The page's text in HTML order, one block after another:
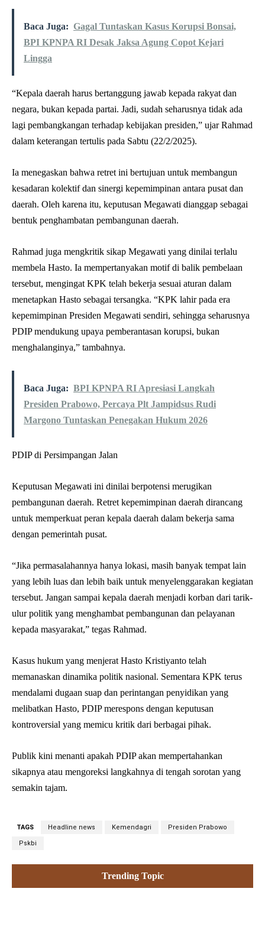
Baca Juga: Gagal Tuntaskan Kasus Korupsi Bonsai,
BPI KPNPA RI Desak Jaksa Agung Copot Kejari
Lingga
“Kepala daerah harus bertanggung jawab kepada rakyat dan
negara, bukan kepada partai. Jadi, sudah seharusnya tidak ada
lagi pembangkangan terhadap kebijakan presiden,” ujar Rahmad
dalam keterangan tertulis pada Sabtu (22/2/2025).
Ia menegaskan bahwa retret ini bertujuan untuk membangun
kesadaran kolektif dan sinergi kepemimpinan antara pusat dan
daerah. Oleh karena itu, keputusan Megawati dianggap sebagai
bentuk penghambatan pembangunan daerah.
Rahmad juga mengkritik sikap Megawati yang dinilai terlalu
membela Hasto. Ia mempertanyakan motif di balik pembelaan
tersebut, mengingat KPK telah bekerja sesuai aturan dalam
menetapkan Hasto sebagai tersangka. “KPK lahir pada era
kepemimpinan Presiden Megawati sendiri, sehingga seharusnya
PDIP mendukung upaya pemberantasan korupsi, bukan
menghalanginya,” tambahnya.
Baca Juga: BPI KPNPA RI Apresiasi Langkah
Presiden Prabowo, Percaya Plt Jampidsus Rudi
Margono Tuntaskan Penegakan Hukum 2026
PDIP di Persimpangan Jalan
Keputusan Megawati ini dinilai berpotensi merugikan
pembangunan daerah. Retret kepemimpinan daerah dirancang
untuk memperkuat peran kepala daerah dalam bekerja sama
dengan pemerintah pusat.
“Jika permasalahannya hanya lokasi, masih banyak tempat lain
yang lebih luas dan lebih baik untuk menyelenggarakan kegiatan
tersebut. Jangan sampai kepala daerah menjadi korban dari tarik-
ulur politik yang menghambat pembangunan dan pelayanan
kepada masyarakat,” tegas Rahmad.
Kasus hukum yang menjerat Hasto Kristiyanto telah
memanaskan dinamika politik nasional. Sementara KPK terus
mendalami dugaan suap dan perintangan penyidikan yang
melibatkan Hasto, PDIP merespons dengan keputusan
kontroversial yang memicu kritik dari berbagai pihak.
Publik kini menanti apakah PDIP akan mempertahankan
sikapnya atau mengoreksi langkahnya di tengah sorotan yang
semakin tajam.
TAGS Headline news Kemendagri Presiden Prabowo
Pskbi
Trending Topic